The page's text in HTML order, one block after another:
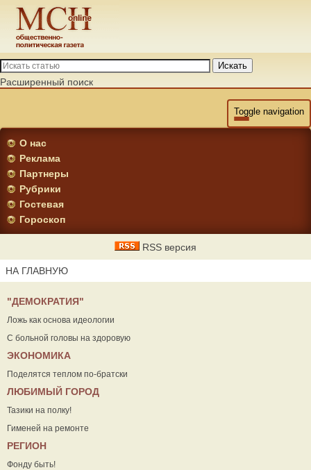
Искать
Расширенный поиск
Toggle navigation
О нас
Реклама
Партнеры
Рубрики
Гостевая
Гороскоп
RSS версия
НА ГЛАВНУЮ
"ДЕМОКРАТИЯ"
Ложь как основа идеологии
С больной головы на здоровую
ЭКОНОМИКА
Поделятся теплом по-братски
ЛЮБИМЫЙ ГОРОД
Тазики на полку!
Гименей на ремонте
РЕГИОН
Фонду быть!